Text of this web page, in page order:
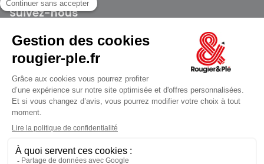
jusqu'au Samedi à 09:30
Suivez-nous
Rougier et Plé 2024 Copyright
Mentions légales
Conditions générales des ventes